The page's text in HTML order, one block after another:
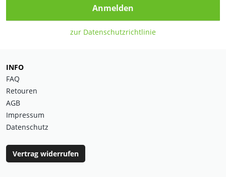
Anmelden
zur Datenschutzrichtlinie
INFO
FAQ
Retouren
AGB
Impressum
Datenschutz
Vertrag widerrufen